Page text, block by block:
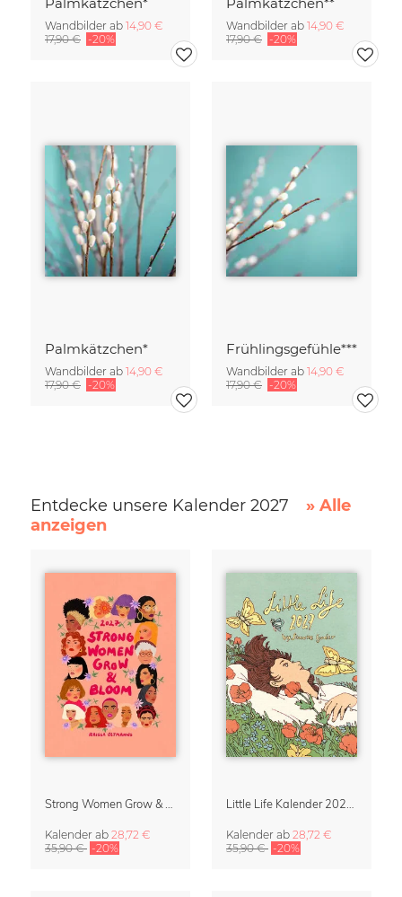
Palmkätzchen*
Wandbilder ab 14,90 €
17,90 € -20%
Palmkätzchen**
Wandbilder ab 14,90 €
17,90 € -20%
Palmkätzchen*
Wandbilder ab 14,90 €
17,90 € -20%
Frühlingsgefühle***
Wandbilder ab 14,90 €
17,90 € -20%
Entdecke unsere Kalender 2027
» Alle
anzeigen
Strong Women Grow & Bloom Kalender 2027
Kalender ab 28,72 €
35,90 € -20%
Little Life Kalender 2027 von Simone Goder
Kalender ab 28,72 €
35,90 € -20%